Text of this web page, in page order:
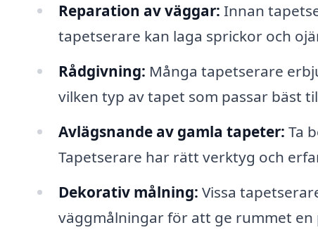
Reparation av väggar: Innan
tapetserare kan laga sprickor och
Rådgivning: Många tapetserare
vilken typ av tapet som passar bäst
Avlägsnande av gamla tapeter: Ta
Tapetserare har rätt verktyg och
Dekorativ målning: Vissa
väggmålningar för att ge rummet en